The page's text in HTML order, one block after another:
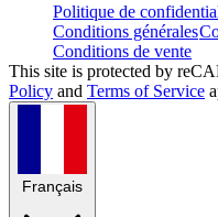
Politique de
Conditions générales
Conditions de vente
This site is protected by
Policy and Terms of Service
Français